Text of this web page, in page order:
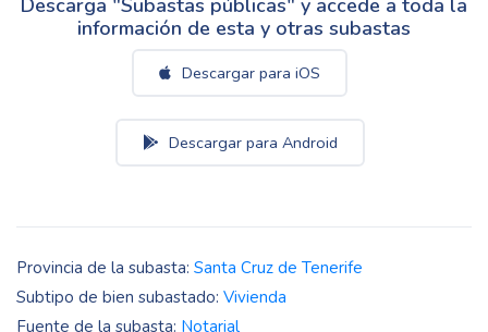
Descarga "Subastas públicas" y accede a toda la
información de esta y otras subastas
Descargar para iOS
Descargar para Android
Provincia de la subasta: Santa Cruz de Tenerife
Subtipo de bien subastado: Vivienda
Fuente de la subasta: Notarial